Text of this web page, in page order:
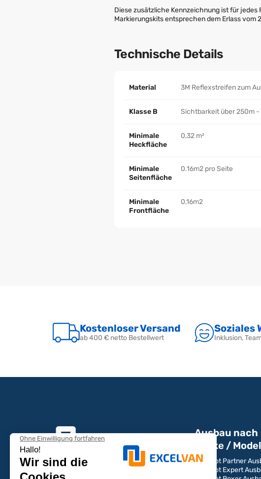
Diese zusätzliche Kennzeichnung ist für
Markierungskits entsprechen dem Erlass vom
Technische Details
Material 3M Reflexstreifen zum
Klasse B Sichtbarkeit über 250m
Minimale
Heckfläche
0,32 m²
Minimale
Seitenfläche
0.16m2 pro Seite
Minimale
Frontfläche
0,16m2
Kostenloser Versand
ab 400 € netto Bestellwert
Soziales
Inklusion,
Eine Frage oder ein
Angebot?
Ausbau nach
Marke /
Peugeot Partner
Peugeot Expert